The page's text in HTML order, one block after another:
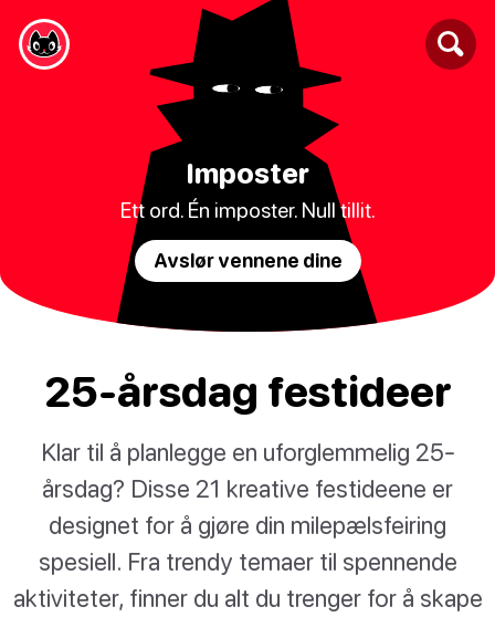
Imposter
Ett ord. Én imposter. Null tillit.
Avslør vennene dine
25-årsdag festideer
Klar til å planlegge en uforglemmelig 25-
årsdag? Disse 21 kreative festideene er
designet for å gjøre din milepælsfeiring
spesiell. Fra trendy temaer til spennende
aktiviteter, finner du alt du trenger for å skape